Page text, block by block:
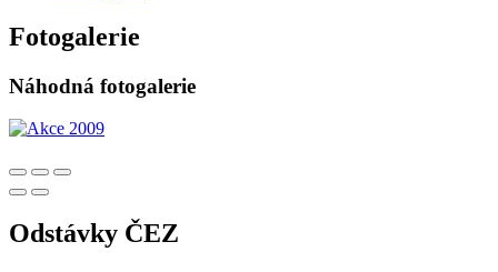
Fotogalerie
Náhodná fotogalerie
Odstávky ČEZ